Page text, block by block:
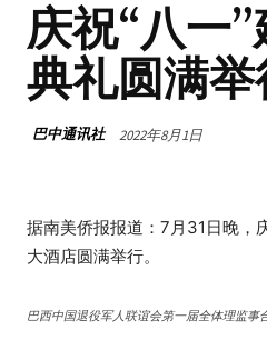
庆祝“八一
典礼圆满举
巴中通讯社 2022年8月1日
据南美侨报报道：7月31日晚，
大酒店圆满举行。
巴西中国退役军人联谊会第一届全体理监事